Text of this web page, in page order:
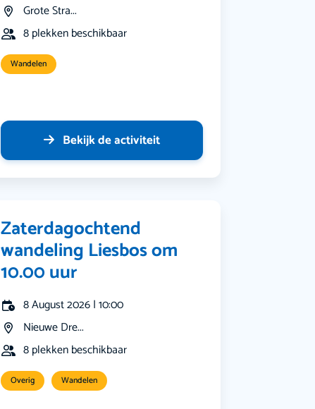
Grote Stra...
8 plekken beschikbaar
Wandelen
Bekijk de activiteit
Zaterdagochtend
wandeling Liesbos om
10.00 uur
8 August 2026 | 10:00
Nieuwe Dre...
8 plekken beschikbaar
Overig Wandelen